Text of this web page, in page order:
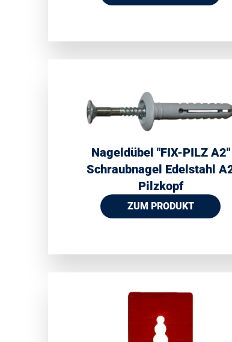
Nageldübel ″FIX-PILZ A2″
Schraubnagel Edelstahl
Pilzkopf
ZUM PRODUKT